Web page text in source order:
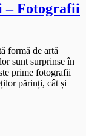
– Fotografii
formă de artă
sunt surprinse în
prime fotografii
părinți, cât și